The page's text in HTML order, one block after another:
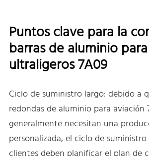
Puntos clave para la
barras de aluminio
ultraligeros 7A09
Ciclo de suministro largo: debido a
redondas de aluminio para aviación
generalmente necesitan una
personalizada, el ciclo de suministro